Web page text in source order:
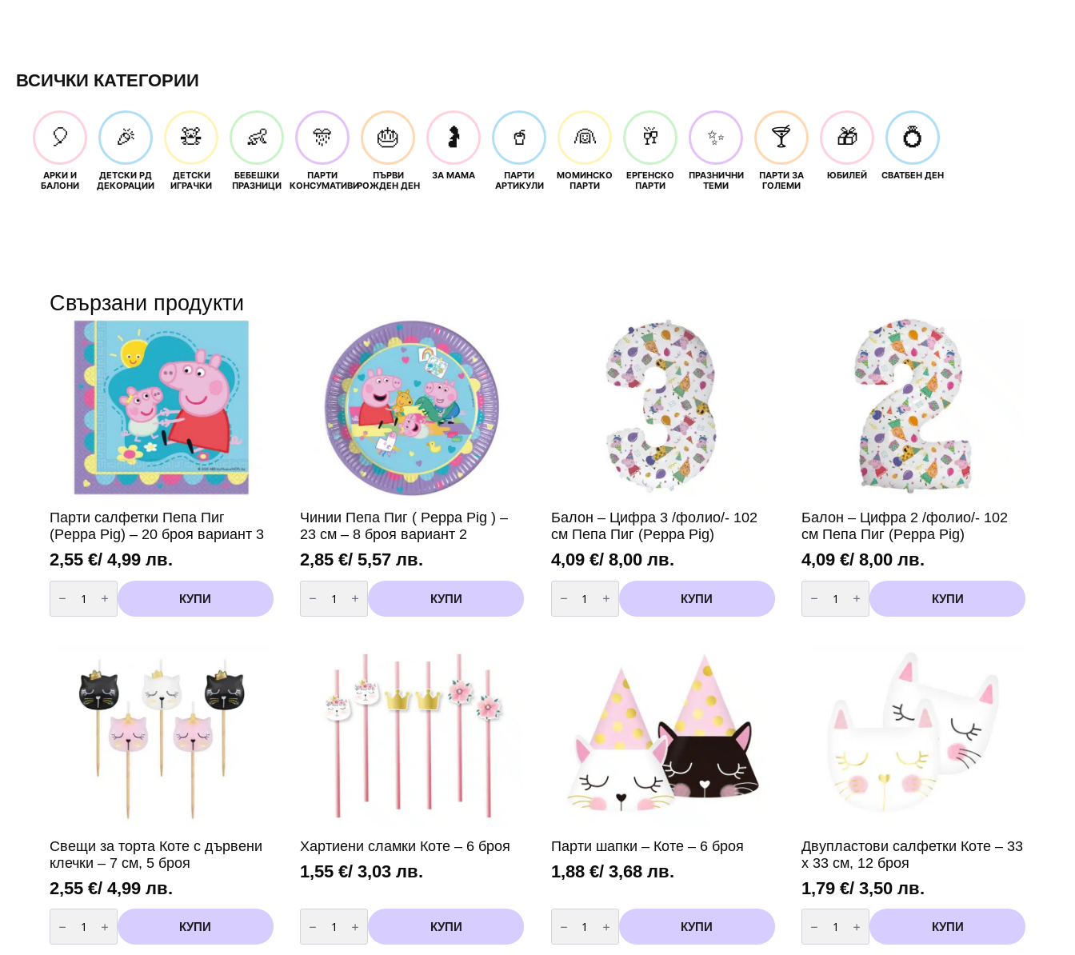
ВСИЧКИ КАТЕГОРИИ
🎈
АРКИ И
БАЛОНИ
🎉
ДЕТСКИ РД
ДЕКОРАЦИИ
🧸
ДЕТСКИ
ИГРАЧКИ
👶
БЕБЕШКИ
ПРАЗНИЦИ
🎊
ПАРТИ
КОНСУМАТИВИ
🎂
ПЪРВИ
РОЖДЕН ДЕН
🤰
ЗА МАМА
🥤
ПАРТИ
АРТИКУЛИ
👰
МОМИНСКО
ПАРТИ
🥂
ЕРГЕНСКО
ПАРТИ
✨
ПРАЗНИЧНИ
ТЕМИ
🍸
ПАРТИ ЗА
ГОЛЕМИ
🎁
ЮБИЛЕЙ
💍
СВАТБЕН ДЕН
Свързани продукти
Парти салфетки Пепа Пиг
(Peppa Pig) – 20 броя вариант 3
2,55 €/ 4,99 лв.
количество
за
Парти
салфетки
вариант
КУПИ
Чинии Пепа Пиг ( Peppa Pig ) –
23 см – 8 броя вариант 2
2,85€/ 5,57 лв.
количество
за
Чинии
Пепа
КУПИ
Балон – Цифра 3 /фолио/- 102
см Пепа Пиг (Peppa Pig)
4,09 €/ 8,00 лв.
количество
за
Балон
-
КУПИ
Балон – Цифра 2 /фолио/- 102
см Пепа Пиг (Peppa Pig)
4,09€/ 8,00 лв.
количество
за
Балон
-
(Peppa
КУПИ
Свещи за торта Коте с дървени
клечки – 7 см, 5 броя
2,55 €/ 4,99 лв.
количество
за
Свещи
за
КУПИ
Хартиени сламки Коте – 6 броя
1,55€/ 3,03 лв.
количество
за
Хартиени
сламки
КУПИ
Парти шапки – Коте – 6 броя
1,88 €/ 3,68 лв.
количество
за
Парти
шапки
КУПИ
Двупластови салфетки Коте – 33
х 33 см, 12 броя
1,79€/ 3,50 лв.
количество
за
Двупластови
салфетки
КУПИ